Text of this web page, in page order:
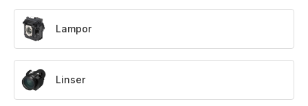
Lampor
Linser